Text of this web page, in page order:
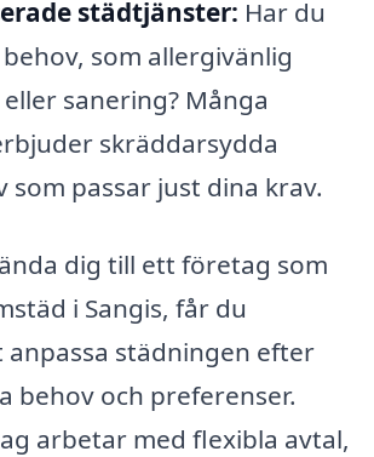
städtjänster: Har du
som allergivänlig
sanering? Många
skräddarsydda
som passar just dina krav.
dig till ett företag som
i Sangis, får du
städningen efter
behov och preferenser.
arbetar med flexibla avtal,